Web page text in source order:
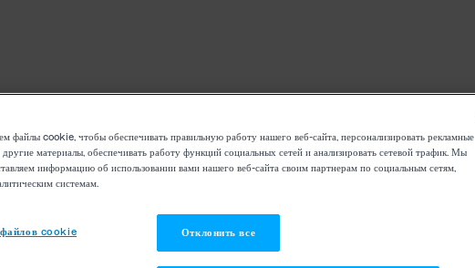
файлы cookie, чтобы обеспечивать правильную работу нашего веб-сайта, персонализировать рекламные
другие материалы, обеспечивать работу функций социальных сетей и анализировать сетевой трафик. Мы
информацию об использовании вами нашего веб-сайта своим партнерам по социальным сетям,
системам.
cookie Отклонить все